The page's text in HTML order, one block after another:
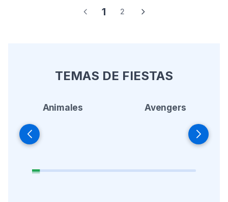
1 2
TEMAS DE FIESTAS
Animales Avengers